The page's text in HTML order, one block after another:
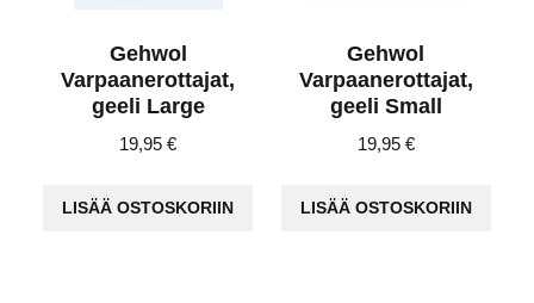
Gehwol
Varpaanerottajat,
geeli Large
19,95€
LISÄÄ OSTOSKORIIN
Gehwol
Varpaanerottajat,
geeli Small
19,95 €
LISÄÄ OSTOSKORIIN